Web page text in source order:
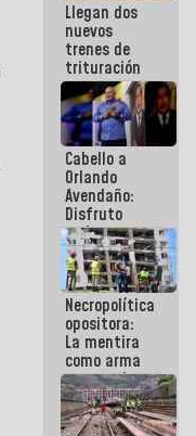
Llegan dos
nuevos
trenes de
trituración
para
optimizar
manejo de
escombros
en La Guaira
Cabello a
Orlando
Avendaño:
Disfruto
cada vez
que escribes
porque lo
que haces
es
embarrarla
Necropolítica
opositora:
La mentira
como arma
contra el
Pueblo